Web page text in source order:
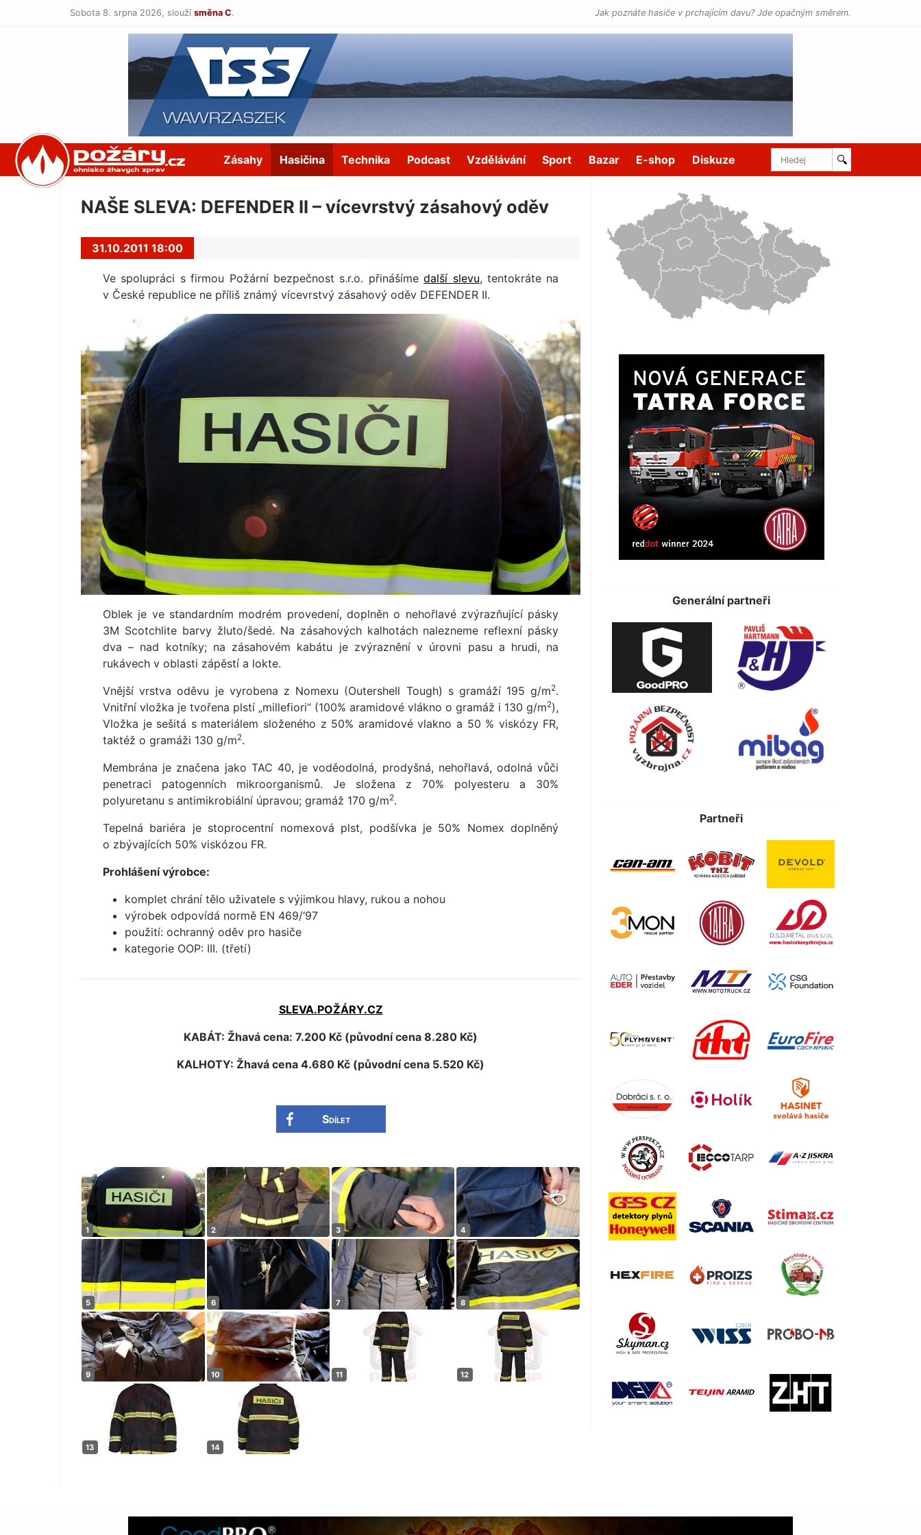
Sobota 8. srpna 2026, slouží směna C. Jak poznáte hasiče v prchajícím davu? Jde opačným směrem.
POŽÁRY.cz Zásahy Hasičina Technika Podcast Vzdělávání Sport Bazar E-shop Diskuze 🔍
NAŠE SLEVA: DEFENDER II – vícevrstvý zásahový oděv
31.10.2011 18:00
Ve spolupráci s firmou Požární bezpečnost s.r.o. přinášímedalší slevu, tentokráte na
v České republice ne příliš známý vícevrstvý zásahový oděv DEFENDER II.
Oblek je ve standardním modrém provedení, doplněn o nehořlavé zvýrazňující pásky
3M Scotchlite barvy žluto/šedé. Na zásahových kalhotách nalezneme reflexní pásky
dva – nad kotníky; na zásahovém kabátu je zvýraznění v úrovni pasu a hrudi, na
rukávech v oblasti zápěstí a lokte.
Vnější vrstva oděvu je vyrobena z Nomexu (Outershell Tough) s gramáží 195 g/m2.
Vnitřní vložka je tvořena plstí „millefiori“ (100% aramidové vlákno o gramáž i 130 g/m2),
Vložka je sešitá s materiálem složeného z 50% aramidové vlakno a 50 % viskózy FR,
taktéž o gramáži 130 g/m2.
Membrána je značena jako TAC 40, je voděodolná, prodyšná, nehořlavá, odolná vůči
penetraci patogenních mikroorganismů. Je složena z 70% polyesteru a 30%
polyuretanu s antimikrobiální úpravou; gramáž 170 g/m2.
Tepelná bariéra je stoprocentní nomexová plst, podšívka je 50% Nomex doplněný
o zbývajících 50% viskózou FR.
Prohlášení výrobce:
komplet chrání tělo uživatele s výjimkou hlavy, rukou a nohou
výrobek odpovídá normě EN 469/‘97
použití: ochranný oděv pro hasiče
kategorie OOP: III. (třetí)
SLEVA.POŽÁRY.CZ
KABÁT: Žhavá cena: 7.200 Kč (původní cena 8.280 Kč)
KALHOTY: Žhavá cena 4.680 Kč (původní cena 5.520 Kč)
Sdílet
Generální partneři
Partneři